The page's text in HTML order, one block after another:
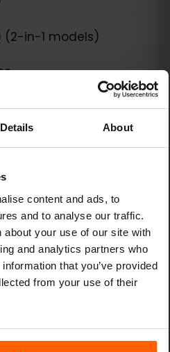
Details About
content and ads, to
and to analyse our traffic.
about your use of our site with
and analytics partners who
that you’ve provided
from your use of their
(2-in-1 models)
Carbon Gen 9
Fold
Nano
Lenovo ThinkPad X1 Titanium Yoga 2-in-1
Detachable
met
Duo